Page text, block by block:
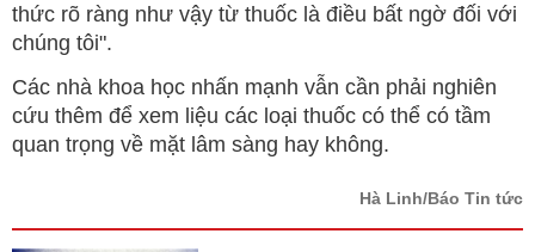
thức rõ ràng như vậy từ thuốc là điều bất ngờ đối với
chúng tôi".
Các nhà khoa học nhấn mạnh vẫn cần phải nghiên
cứu thêm để xem liệu các loại thuốc có thể có tầm
quan trọng về mặt lâm sàng hay không.
Hà Linh/Báo Tin tức